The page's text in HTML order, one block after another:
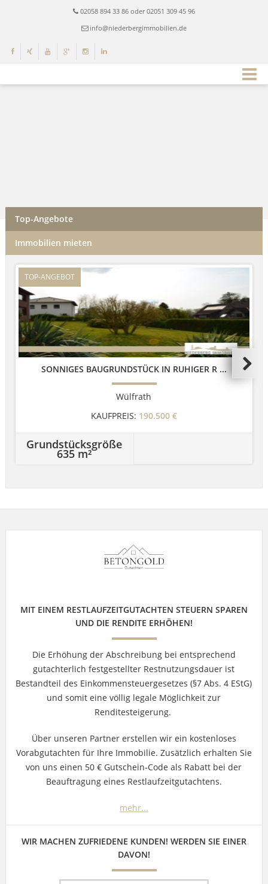
02058 894 33 86 oder 02051 309 45 96
info@niederbergimmobilien.de
Top-Angebote
Immobilien mieten
TOP-ANGEBOT
SONNIGES BAUGRUNDSTÜCK IN RUHIGER R ...
Wülfrath
KAUFPREIS: 190.500 €
Grundstücksgröße
635 m²
MIT EINEM RESTLAUFZEITGUTACHTEN STEUERN SPAREN
UND DIE RENDITE ERHÖHEN!
Die Erhöhung der Abschreibung bei entsprechend
gutachterlich festgestellter Restnutzungsdauer ist
Bestandteil des Einkommensteuergesetzes (§7 Abs. 4 EStG)
und somit eine völlig legale Möglichkeit zur
Renditesteigerung.
Über unseren Partner erstellen wir ein kostenloses
Vorabgutachten für Ihre Immobilie. Zusätzlich erhalten Sie
von uns einen 50 € Gutschein-Code als Rabatt bei der
Beauftragung eines Restlaufzeitgutachtens.
mehr...
WIR MACHEN ZUFRIEDENE KUNDEN! WERDEN SIE EINER
DAVON!